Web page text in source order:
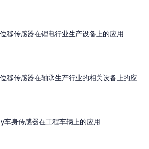
移传感器在锂电行业生产设备上的应用
移传感器在轴承生产行业的相关设备上的应
车身传感器在工程车辆上的应用